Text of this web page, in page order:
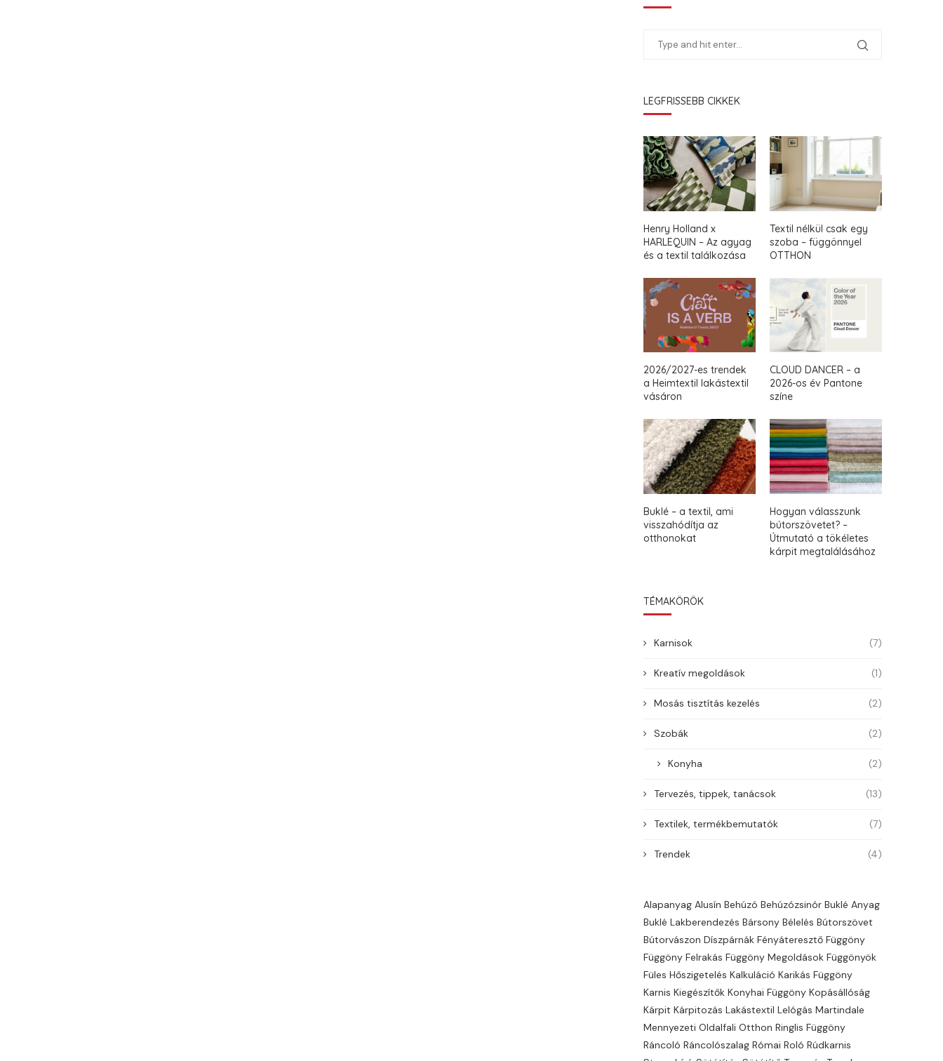
LEGFRISSEBB CIKKEK
Henry Holland x
HARLEQUIN – Az agyag
és a textil találkozása
Textil nélkül csak egy
szoba – függönnyel
OTTHON
2026/2027-es trendek
a Heimtextil lakástextil
vásáron
CLOUD DANCER – a
2026-os év Pantone
színe
Buklé – a textil, ami
visszahódítja az
otthonokat
Hogyan válasszunk
bútorszövetet? –
Útmutató a tökéletes
kárpit megtalálásához
TÉMAKÖRÖK
Karnisok (7)
Kreatív megoldások (1)
Mosás tisztítás kezelés (2)
Szobák (2)
Konyha (2)
Tervezés, tippek, tanácsok (13)
Textilek, termékbemutatók (7)
Trendek (4)
Alapanyag Alusín Behúzó Behúzózsinór Buklé Anyag
Buklé Lakberendezés Bársony Bélelés Bútorszövet
Bútorvászon Díszpárnák Fényáteresztő Függöny
Függöny Felrakás Függöny Megoldások Függönyök
Füles Hőszigetelés Kalkuláció Karikás Függöny
Karnis Kiegészítők Konyhai Függöny Kopásállóság
Kárpit Kárpitozás Lakástextil Lelógás Martindale
Mennyezeti Oldalfali Otthon Ringlis Függöny
Ráncoló Ráncolószalag Római Roló Rúdkarnis